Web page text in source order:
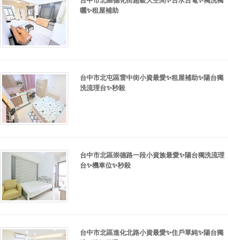
曬✨租屋補助
台中市北屯區雷中街小資最愛✨租屋補助✨陽台獨
洗流理台✨秒殺
台中市北區崇德路一段小資族最愛✨陽台獨洗流理
台✨機車位✨秒殺
台中市北區進化北路小資最愛✨住戶單純✨陽台獨